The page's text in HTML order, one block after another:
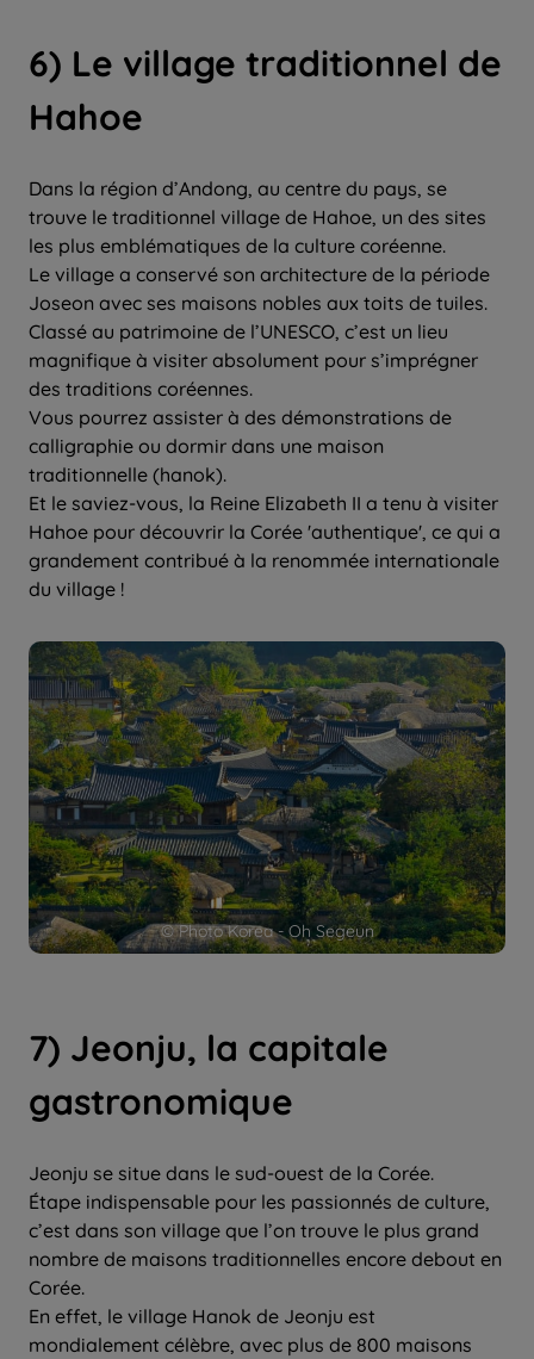
© Photo Korea - Oh Segeun
6) Le village traditionnel de
Hahoe
Dans la région d’Andong, au centre du pays, se
trouve le traditionnel village de Hahoe, un des sites
les plus emblématiques de la culture coréenne.
Le village a conservé son architecture de la période
Joseon avec ses maisons nobles aux toits de tuiles.
Classé au patrimoine de l’UNESCO, c’est un lieu
magnifique à visiter absolument pour s’imprégner
des traditions coréennes.
Vous pourrez assister à des démonstrations de
calligraphie ou dormir dans une maison
traditionnelle (hanok).
Et le saviez-vous, la Reine Elizabeth II a tenu à visiter
Hahoe pour découvrir la Corée 'authentique', ce qui a
grandement contribué à la renommée internationale
du village !
7) Jeonju, la capitale
gastronomique
Jeonju se situe dans le sud-ouest de la Corée.
Étape indispensable pour les passionnés de culture,
c’est dans son village que l’on trouve le plus grand
nombre de maisons traditionnelles encore debout en
Corée.
En effet, le village Hanok de Jeonju est
mondialement célèbre, avec plus de 800 maisons